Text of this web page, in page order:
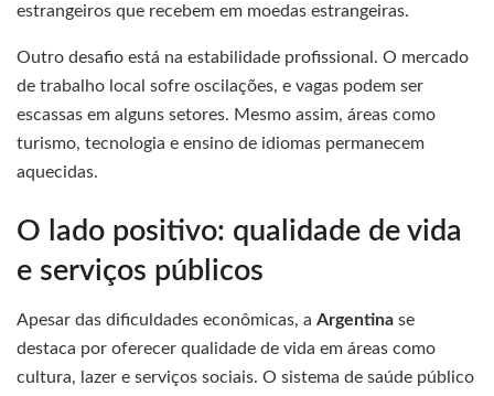
estrangeiros que recebem em moedas estrangeiras.
Outro desafio está na estabilidade profissional. O mercado
de trabalho local sofre oscilações, e vagas podem ser
escassas em alguns setores. Mesmo assim, áreas como
turismo, tecnologia e ensino de idiomas permanecem
aquecidas.
O lado positivo: qualidade de vida
e serviços públicos
Apesar das dificuldades econômicas, a Argentina se
destaca por oferecer qualidade de vida em áreas como
cultura, lazer e serviços sociais. O sistema de saúde público